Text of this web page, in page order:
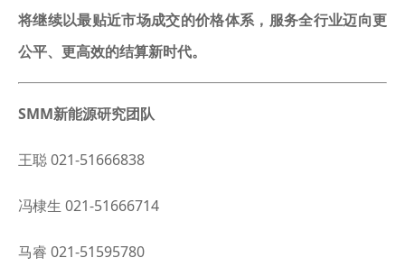
将继续以最贴近市场成交的价格体系，服务全行业迈向更
公平、更高效的结算新时代。
SMM新能源研究团队
王聪 021-51666838
冯棣生 021-51666714
马睿 021-51595780